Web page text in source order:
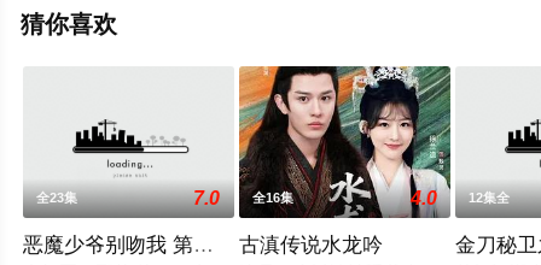
豆瓣电视剧、电视猫或剧情网等平台了解。
猜你喜欢
全23集 7.0
恶魔少爷别吻我 第一季
全16集 4.0
古滇传说水龙吟
12集全
金刀秘